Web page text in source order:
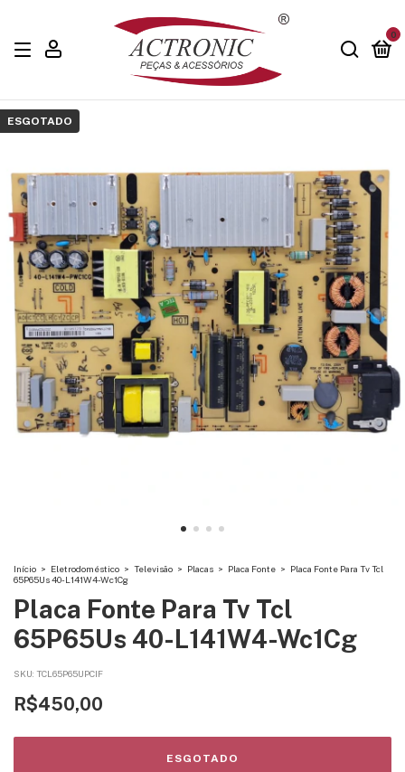
0
ESGOTADO
Início > Eletrodoméstico > Televisão > Placas > Placa Fonte > Placa Fonte Para Tv Tcl
65P65Us 40-L141W4-Wc1Cg
Placa Fonte Para Tv Tcl
65P65Us 40-L141W4-Wc1Cg
SKU: TCL65P65UPCIF
R$450,00